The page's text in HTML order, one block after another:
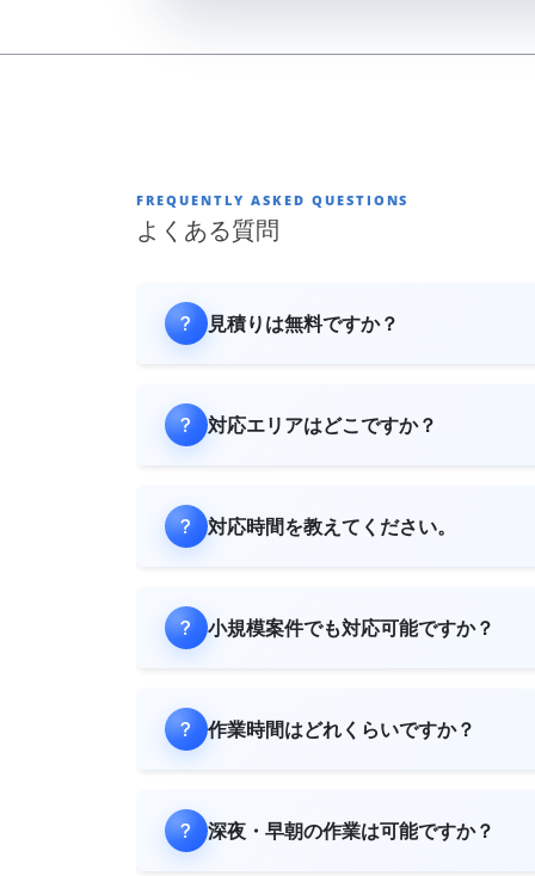
FREQUENTLY ASKED QUESTIONS
よくある質問
見積りは無料ですか？
対応エリアはどこですか？
対応時間を教えてください。
小規模案件でも対応可能ですか？
作業時間はどれくらいですか？
深夜・早朝の作業は可能ですか？